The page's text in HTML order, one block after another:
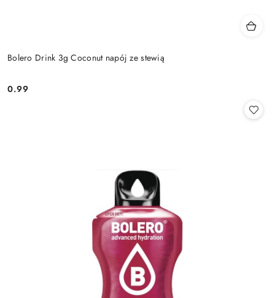
Bolero Drink 3g Coconut napój ze stewią
Cena:
0.99